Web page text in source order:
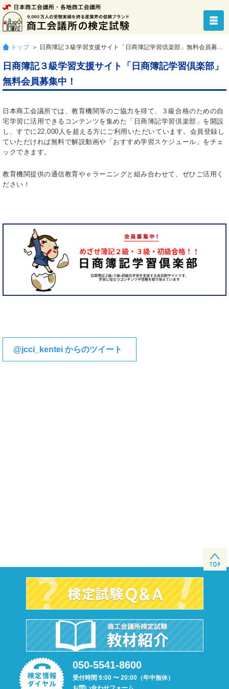
トップ ＞ 日商簿記３級学習支援サイト「日商簿記学習倶楽部」無料会員募集中！
日商簿記３級学習支援サイト「日商簿記学習倶楽部」
無料会員募集中！
日本商工会議所では、教育機関等のご協力を得て、３級合格のための自
宅学習に活用できるコンテンツを集めた「日商簿記学習倶楽部」を開設
し、すでに22,000人を超える方にご利用いただいています。会員登録し
ていただければ無料で解説動画や「おすすめ学習スケジュール」をチェ
ックできます。
教育機関提供の通信教育やｅラーニングと組み合わせて、ぜひご活用く
ださい！
@jcci_kentei からのツイート
050-5541-8600
受付時間 9:00 〜 20:00（年中無休）